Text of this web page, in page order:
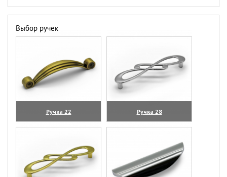
Выбор ручек
Ручка 22
(увеличить)
Ручка 28
(увеличить)